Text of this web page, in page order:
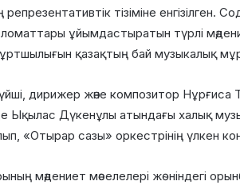
тізіміне
ұйымдастыратын түрлі
қазақтың бай музыкалық
дирижер және композитор Нұрғиса
Ықылас Дүкенұлы атындағы халық
«Отырар сазы» оркестрінің үлкен
мәдениет мәселелері жөніндегі